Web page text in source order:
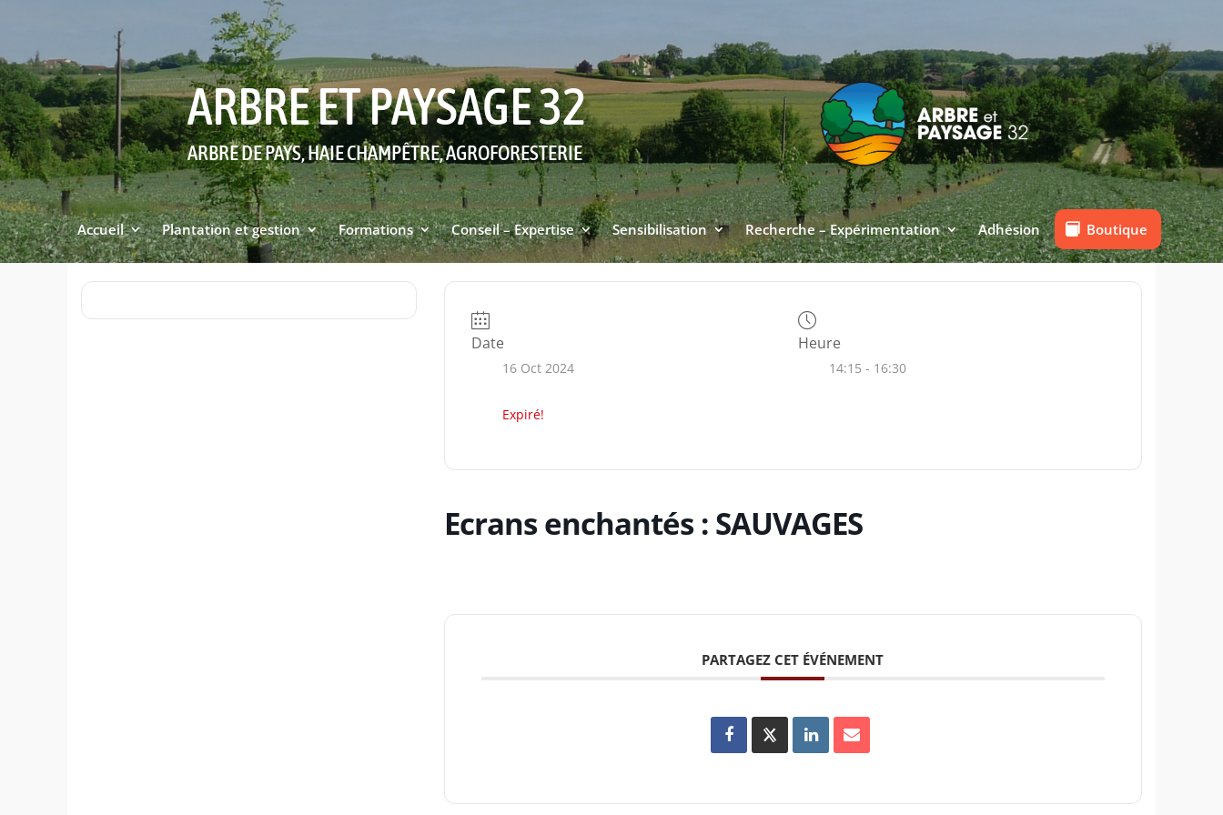
ARBRE ET PAYSAGE 32
ARBRE DE PAYS, HAIE CHAMPÊTRE, AGROFORESTERIE
Accueil Plantation et gestion Formations Conseil – Expertise Sensibilisation Recherche – Expérimentation Adhésion Boutique
Date
16 Oct 2024
Expiré!
Heure
14:15 - 16:30
Ecrans enchantés : SAUVAGES
PARTAGEZ CET ÉVÉNEMENT